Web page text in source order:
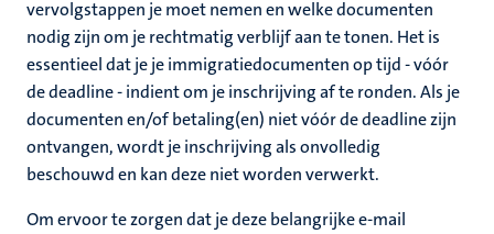
vervolgstappen je moet nemen en welke documenten
nodig zijn om je rechtmatig verblijf aan te tonen. Het is
essentieel dat je je immigratiedocumenten op tijd - vóór
de deadline - indient om je inschrijving af te ronden. Als je
documenten en/of betaling(en) niet vóór de deadline zijn
ontvangen, wordt je inschrijving als onvolledig
beschouwd en kan deze niet worden verwerkt.
Om ervoor te zorgen dat je deze belangrijke e-mail